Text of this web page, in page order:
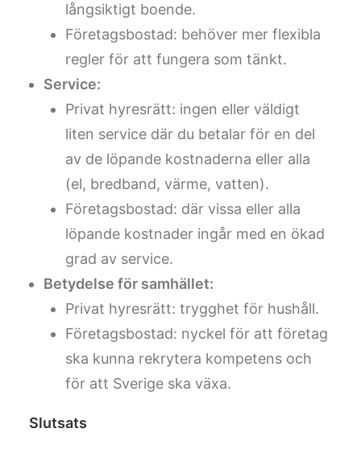
långsiktigt boende.
Företagsbostad: behöver mer flexibla
regler för att fungera som tänkt.
Service:
Privat hyresrätt: ingen eller väldigt
liten service där du betalar för en del
av de löpande kostnaderna eller alla
(el, bredband, värme, vatten).
Företagsbostad: där vissa eller alla
löpande kostnader ingår med en ökad
grad av service.
Betydelse för samhället:
Privat hyresrätt: trygghet för hushåll.
Företagsbostad: nyckel för att företag
ska kunna rekrytera kompetens och
för att Sverige ska växa.
Slutsats